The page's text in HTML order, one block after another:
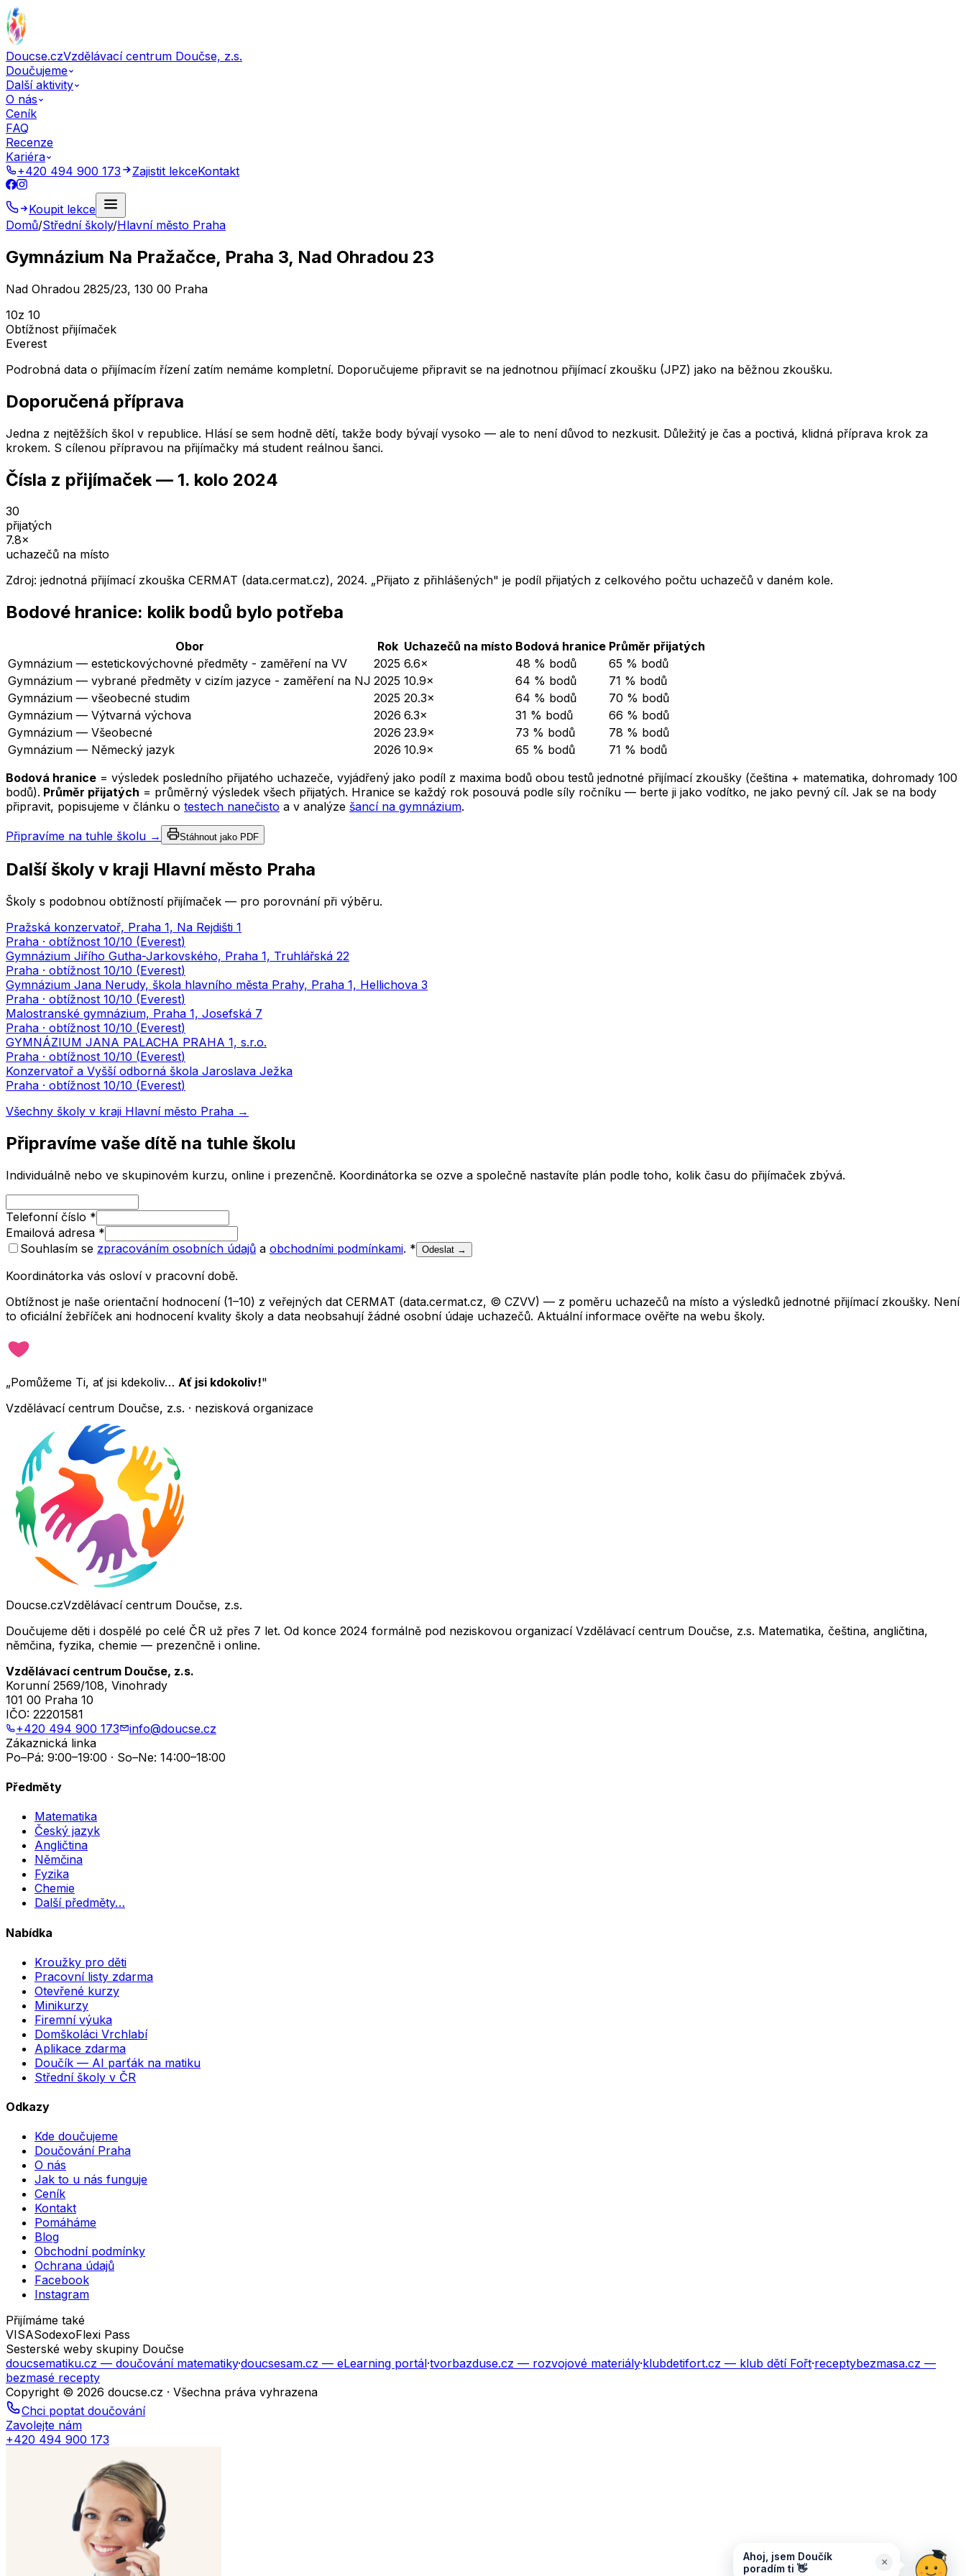
Doucse.czVzdělávací centrum Doučse, z.s.
Doučujeme
Další aktivity
O nás
Ceník
FAQ
Recenze
Kariéra
+420 494 900 173
Zajistit lekceKontakt
Koupit lekce
Domů/Střední školy/Hlavní město Praha
Gymnázium Na Pražačce, Praha 3, Nad Ohradou 23
Nad Ohradou 2825/23, 130 00 Praha
10z 10
Obtížnost přijímaček
Everest
Podrobná data o přijímacím řízení zatím nemáme kompletní. Doporučujeme připravit se na jednotnou přijímací zkoušku (JPZ) jako na běžnou zkoušku.
Doporučená příprava
Jedna z nejtěžších škol v republice. Hlásí se sem hodně dětí, takže body bývají vysoko — ale to není důvod to nezkusit. Důležitý je čas a poctivá, klidná příprava krok za
krokem. S cílenou přípravou na přijímačky má student reálnou šanci.
Čísla z přijímaček — 1. kolo 2024
30
přijatých
7.8×
uchazečů na místo
Zdroj: jednotná přijímací zkouška CERMAT (data.cermat.cz), 2024. „Přijato z přihlášených" je podíl přijatých z celkového počtu uchazečů v daném kole.
Bodové hranice: kolik bodů bylo potřeba
Obor Rok Uchazečů na místo Bodová hranice Průměr přijatých
Gymnázium — estetickovýchovné předměty - zaměření na VV
2025 6.6× 48 % bodů
65 % bodů
Gymnázium — vybrané předměty v cizím jazyce - zaměření na NJ 2025 10.9× 64 % bodů
71 % bodů
Gymnázium — všeobecné studim
2025 20.3× 64 % bodů
70 % bodů
Gymnázium — Výtvarná výchova
2026 6.3× 31 % bodů
66 % bodů
Gymnázium — Všeobecné
2026 23.9× 73 % bodů
78 % bodů
Gymnázium — Německý jazyk
2026 10.9× 65 % bodů
71 % bodů
Bodová hranice = výsledek posledního přijatého uchazeče, vyjádřený jako podíl z maxima bodů obou testů jednotné přijímací zkoušky (čeština + matematika, dohromady 100
bodů). Průměr přijatých = průměrný výsledek všech přijatých. Hranice se každý rok posouvá podle síly ročníku — berte ji jako vodítko, ne jako pevný cíl. Jak se na body
připravit, popisujeme v článku o testech nanečisto a v analýze šancí na gymnázium.
Připravíme na tuhle školu → Stáhnout jako PDF
Další školy v kraji Hlavní město Praha
Školy s podobnou obtížností přijímaček — pro porovnání při výběru.
Pražská konzervatoř, Praha 1, Na Rejdišti 1
Praha · obtížnost 10/10 (Everest)
Gymnázium Jiřího Gutha-Jarkovského, Praha 1, Truhlářská 22
Praha · obtížnost 10/10 (Everest)
Gymnázium Jana Nerudy, škola hlavního města Prahy, Praha 1, Hellichova 3
Praha · obtížnost 10/10 (Everest)
Malostranské gymnázium, Praha 1, Josefská 7
Praha · obtížnost 10/10 (Everest)
GYMNÁZIUM JANA PALACHA PRAHA 1, s.r.o.
Praha · obtížnost 10/10 (Everest)
Konzervatoř a Vyšší odborná škola Jaroslava Ježka
Praha · obtížnost 10/10 (Everest)
Všechny školy v kraji Hlavní město Praha →
Připravíme vaše dítě na tuhle školu
Individuálně nebo ve skupinovém kurzu, online i prezenčně. Koordinátorka se ozve a společně nastavíte plán podle toho, kolik času do přijímaček zbývá.
Telefonní číslo *
Emailová adresa *
Souhlasím se zpracováním osobních údajů a obchodními podmínkami. * Odeslat →
Koordinátorka vás osloví v pracovní době.
Obtížnost je naše orientační hodnocení (1–10) z veřejných dat CERMAT (data.cermat.cz, © CZVV) — z poměru uchazečů na místo a výsledků jednotné přijímací zkoušky. Není
to oficiální žebříček ani hodnocení kvality školy a data neobsahují žádné osobní údaje uchazečů. Aktuální informace ověřte na webu školy.
„Pomůžeme Ti, ať jsi kdekoliv… Ať jsi kdokoliv!"
Vzdělávací centrum Doučse, z.s. · nezisková organizace
Doucse.czVzdělávací centrum Doučse, z.s.
Doučujeme děti i dospělé po celé ČR už přes 7 let. Od konce 2024 formálně pod neziskovou organizací Vzdělávací centrum Doučse, z.s. Matematika, čeština, angličtina,
němčina, fyzika, chemie — prezenčně i online.
Vzdělávací centrum Doučse, z.s.
Korunní 2569/108, Vinohrady
101 00 Praha 10
IČO: 22201581
+420 494 900 173
info@doucse.cz
Zákaznická linka
Po–Pá: 9:00–19:00 · So–Ne: 14:00–18:00
Předměty
Matematika
Český jazyk
Angličtina
Němčina
Fyzika
Chemie
Další předměty…
Nabídka
Kroužky pro děti
Pracovní listy zdarma
Otevřené kurzy
Minikurzy
Firemní výuka
Domškoláci Vrchlabí
Aplikace zdarma
Doučík — AI parťák na matiku
Střední školy v ČR
Odkazy
Kde doučujeme
Doučování Praha
O nás
Jak to u nás funguje
Ceník
Kontakt
Pomáháme
Blog
Obchodní podmínky
Ochrana údajů
Facebook
Instagram
Přijímáme také
VISASodexoFlexi Pass
Sesterské weby skupiny Doučse
doucsematiku.cz — doučování matematiky·doucsesam.cz — eLearning portál·tvorbazduse.cz — rozvojové materiály·klubdetifort.cz — klub dětí Fořt·receptybezmasa.cz —
bezmasé recepty
Copyright © 2026 doucse.cz · Všechna práva vyhrazena
Chci poptat doučování
Zavolejte nám
+420 494 900 173
Ahoj, jsem Doučík
poradím ti 👋
×